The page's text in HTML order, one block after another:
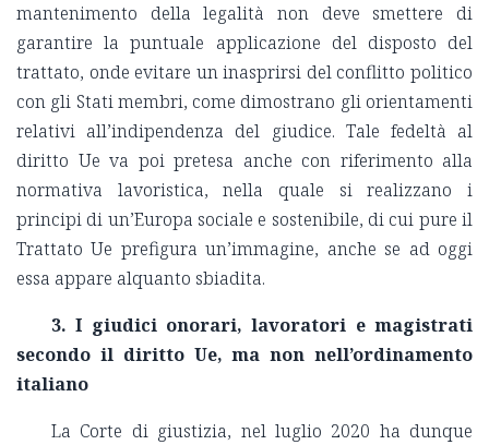
mantenimento della legalità non deve smettere di
garantire la puntuale applicazione del disposto del
trattato, onde evitare un inasprirsi del conflitto politico
con gli Stati membri, come dimostrano gli orientamenti
relativi all’indipendenza del giudice. Tale fedeltà al
diritto Ue va poi pretesa anche con riferimento alla
normativa lavoristica, nella quale si realizzano i
principi di un’Europa sociale e sostenibile, di cui pure il
Trattato Ue prefigura un’immagine, anche se ad oggi
essa appare alquanto sbiadita.
3. I giudici onorari, lavoratori e magistrati
secondo il diritto Ue, ma non nell’ordinamento
italiano
La Corte di giustizia, nel luglio 2020 ha dunque